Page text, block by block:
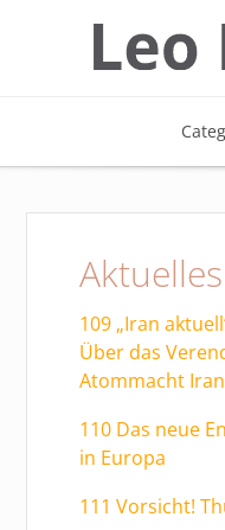
Aktuelles
109 „Iran
Über das
Atommacht Iran
110 Das neue
in Europa
111 Vorsicht!